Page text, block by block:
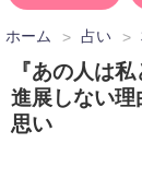
ホーム 占い
『あの人は
進展しない
思い